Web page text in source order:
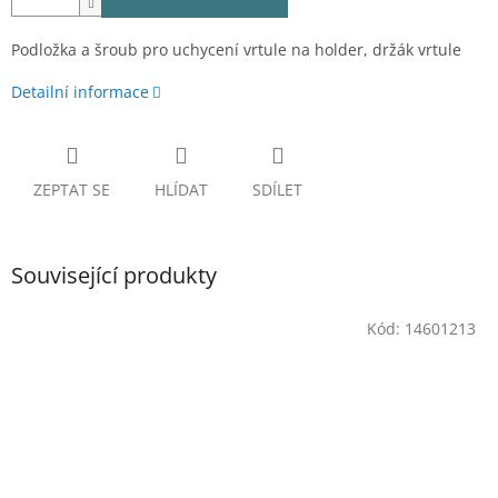
Podložka a šroub pro uchycení vrtule na holder, držák vrtule
Detailní informace
ZEPTAT SE HLÍDAT SDÍLET
Související produkty
Kód: 14601213